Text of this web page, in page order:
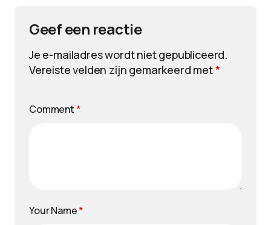
Geef een reactie
Je e-mailadres wordt niet gepubliceerd.
Vereiste velden zijn gemarkeerd met*
Comment *
Your Name*